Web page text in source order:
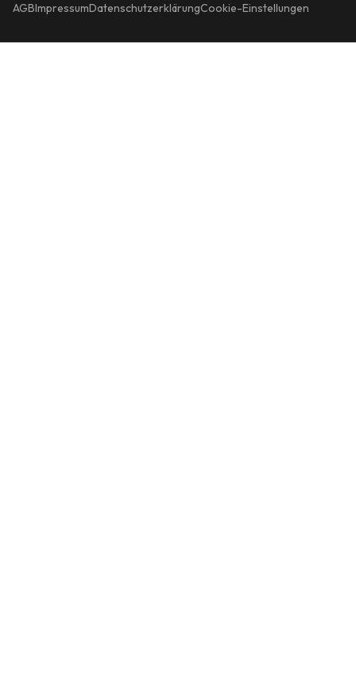
AGBImpressumDatenschutzerklärungCookie-Einstellungen